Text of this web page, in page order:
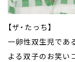
【ザ・たっち】
一卵性双生児である
よる双子のお笑い